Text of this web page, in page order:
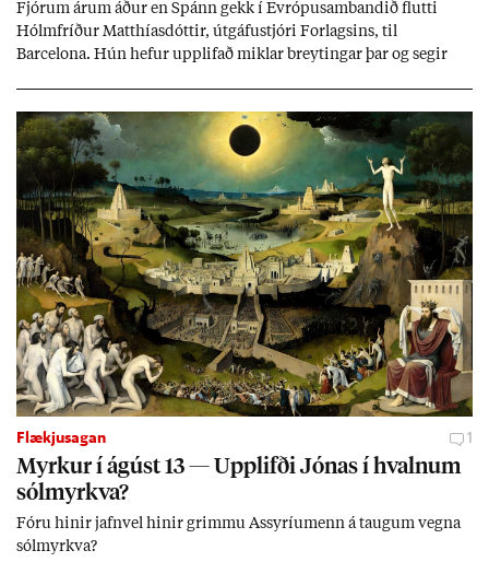
Fjór­um ár­um áð­ur en Spánn gekk í Evr­ópu­sam­band­ið flutti
Hólm­fríð­ur Matth­ías­dótt­ir, út­gáfu­stjóri For­lags­ins, til
Barcelona. Hún hef­ur upp­lif­að mikl­ar breyt­ing­ar þar og seg­ir
jafnt sem styrkj­um til menn­ing­ar­mála. Þá hafi katalónsk­an hlot­
ið með­byr.
Flækjusagan 1
Myrk­ur í ág­úst 13 — Upp­lifði Jón­as í hvaln­um
sól­myrkva?
Fóru hinir jafn­vel hinir grimmu Ass­yríu­menn á taug­um vegna
sól­myrkva?